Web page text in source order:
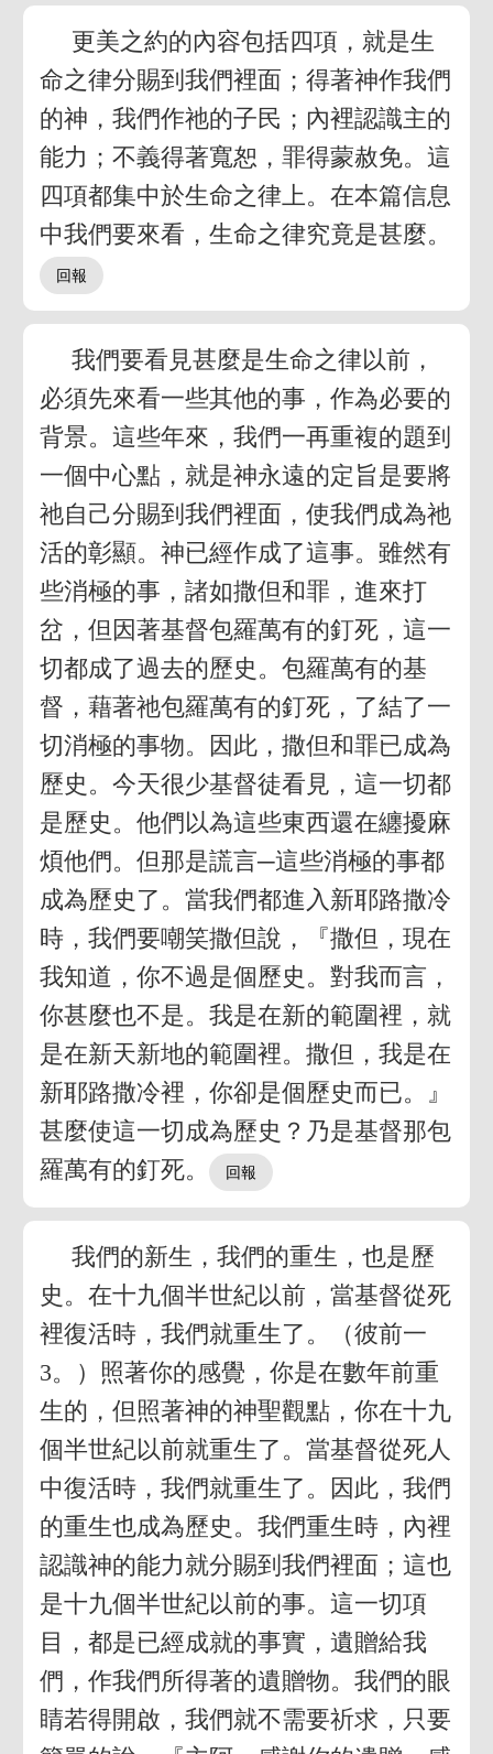
更美之約的內容包括四項，就是生
命之律分賜到我們裡面；得著神作我們
的神，我們作祂的子民；內裡認識主的
能力；不義得著寬恕，罪得蒙赦免。這
四項都集中於生命之律上。在本篇信息
中我們要來看，生命之律究竟是甚麼。
我們要看見甚麼是生命之律以前，
必須先來看一些其他的事，作為必要的
背景。這些年來，我們一再重複的題到
一個中心點，就是神永遠的定旨是要將
祂自己分賜到我們裡面，使我們成為祂
活的彰顯。神已經作成了這事。雖然有
些消極的事，諸如撒但和罪，進來打
岔，但因著基督包羅萬有的釘死，這一
切都成了過去的歷史。包羅萬有的基
督，藉著祂包羅萬有的釘死，了結了一
切消極的事物。因此，撒但和罪已成為
歷史。今天很少基督徒看見，這一切都
是歷史。他們以為這些東西還在纏擾麻
煩他們。但那是謊言─這些消極的事都
成為歷史了。當我們都進入新耶路撒冷
時，我們要嘲笑撒但說，『撒但，現在
我知道，你不過是個歷史。對我而言，
你甚麼也不是。我是在新的範圍裡，就
是在新天新地的範圍裡。撒但，我是在
新耶路撒冷裡，你卻是個歷史而已。』
甚麼使這一切成為歷史？乃是基督那包
羅萬有的釘死。
我們的新生，我們的重生，也是歷
史。在十九個半世紀以前，當基督從死
裡復活時，我們就重生了。（彼前一
3。）照著你的感覺，你是在數年前重
生的，但照著神的神聖觀點，你在十九
個半世紀以前就重生了。當基督從死人
中復活時，我們就重生了。因此，我們
的重生也成為歷史。我們重生時，內裡
認識神的能力就分賜到我們裡面；這也
是十九個半世紀以前的事。這一切項
目，都是已經成就的事實，遺贈給我
們，作我們所得著的遺贈物。我們的眼
睛若得開啟，我們就不需要祈求，只要